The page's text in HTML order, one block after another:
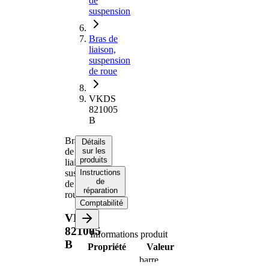
suspension
Bras de
liaison,
suspension
de roue
VKDS
821005
B
Bras
de
liaison,
suspension
de
roue
VKDS
821005
B
Détails
sur les
produits
Instructions
de
réparation
Comptabilité
Informations produit
Propriété
Valeur
barre